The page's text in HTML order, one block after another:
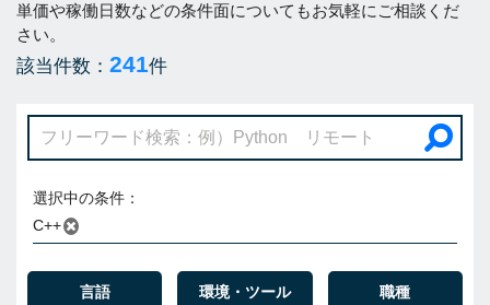
単価や稼働日数などの条件面についてもお気軽にご相談くだ
さい。
該当件数： 241件
選択中の条件：
C++
言語 環境・ツール 職種